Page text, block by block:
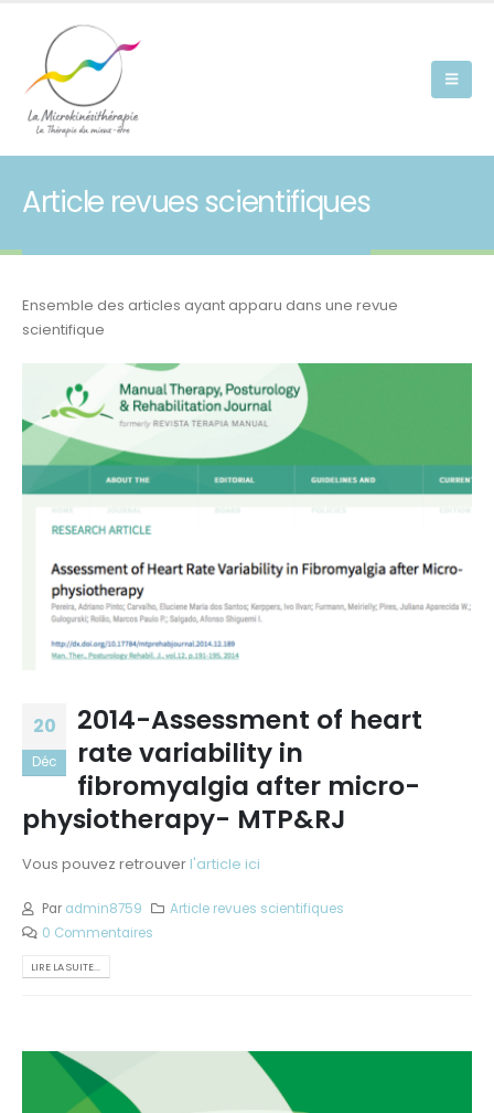
Article revues scientifiques
Ensemble des articles ayant apparu dans une revue
scientifique
20
Déc
2014-Assessment of heart
rate variability in
fibromyalgia after micro-
physiotherapy- MTP&RJ
Vous pouvez retrouver l'article ici
Par admin8759
Article revues scientifiques
0 Commentaires
LIRE LA SUITE...